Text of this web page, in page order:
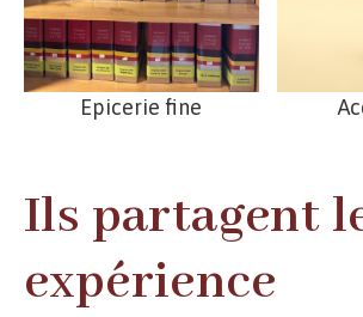
Epicerie fine
Ils partagent
expérience